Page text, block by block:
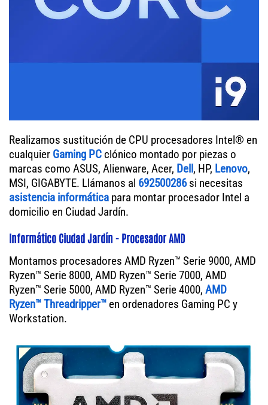
Realizamos sustitución de CPU procesadores Intel® en
cualquier Gaming PC clónico montado por piezas o
marcas como ASUS, Alienware, Acer, Dell, HP, Lenovo,
MSI, GIGABYTE. Llámanos al 692500286si necesitas
asistencia informática para montar procesador Intel a
domicilio en Ciudad Jardín.
Informático Ciudad Jardín - Procesador AMD
Montamos procesadores AMD Ryzen™ Serie 9000, AMD
Ryzen™ Serie 8000, AMD Ryzen™ Serie 7000, AMD
Ryzen™ Serie 5000, AMD Ryzen™ Serie 4000, AMD
Ryzen™ Threadripper™ en ordenadores Gaming PC y
Workstation.